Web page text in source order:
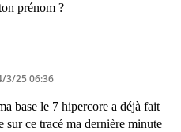
prénom ?
3/25 06:36
base le 7 hipercore a déjà fait
sur ce tracé ma dernière minute